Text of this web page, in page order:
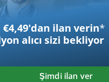
ilan verin*
alıcı sizi bekliyor
Şimdi ilan ver